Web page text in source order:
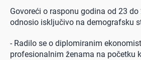
Govoreći o rasponu godina od 23
odnosio isključivo na demografsku
- Radilo se o diplomiranim
profesionalnim ženama na početku